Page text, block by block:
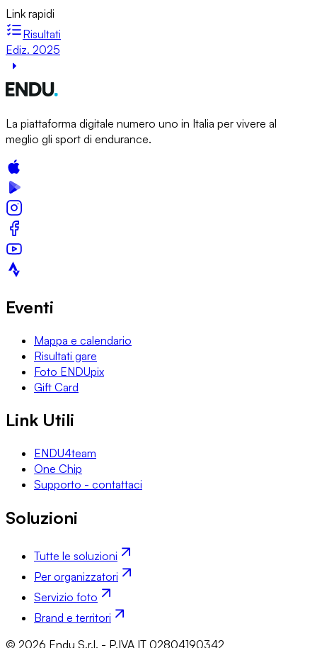
Link rapidi
Risultati
Ediz. 2025
La piattaforma digitale numero uno in Italia per vivere al
meglio gli sport di endurance.
Eventi
Mappa e calendario
Risultati gare
Foto ENDUpix
Gift Card
Link Utili
ENDU4team
One Chip
Supporto - contattaci
Soluzioni
Tutte le soluzioni
Per organizzatori
Servizio foto
Brand e territori
© 2026 Endu S.r.l. - P.IVA IT 02804190342